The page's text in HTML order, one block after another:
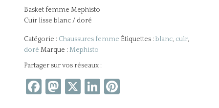
Basket femme Mephisto
Cuir lisse blanc / doré
Catégorie : Chaussures femme Étiquettes :blanc, cuir,
doré Marque :Mephisto
Partager sur vos réseaux :
Facebook
Mastodon
X LinkedIn